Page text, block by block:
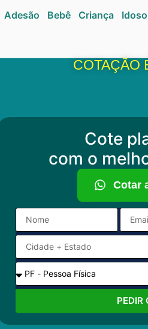
Adesão Bebê Criança Idoso
COTAÇÃO
Cote
com o
Cotar
PEDIR